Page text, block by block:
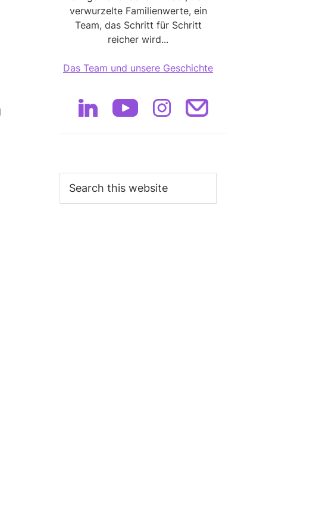
verwurzelte Familienwerte, ein
Team, das Schritt für Schritt
reicher wird...
Das Team und unsere Geschichte
this